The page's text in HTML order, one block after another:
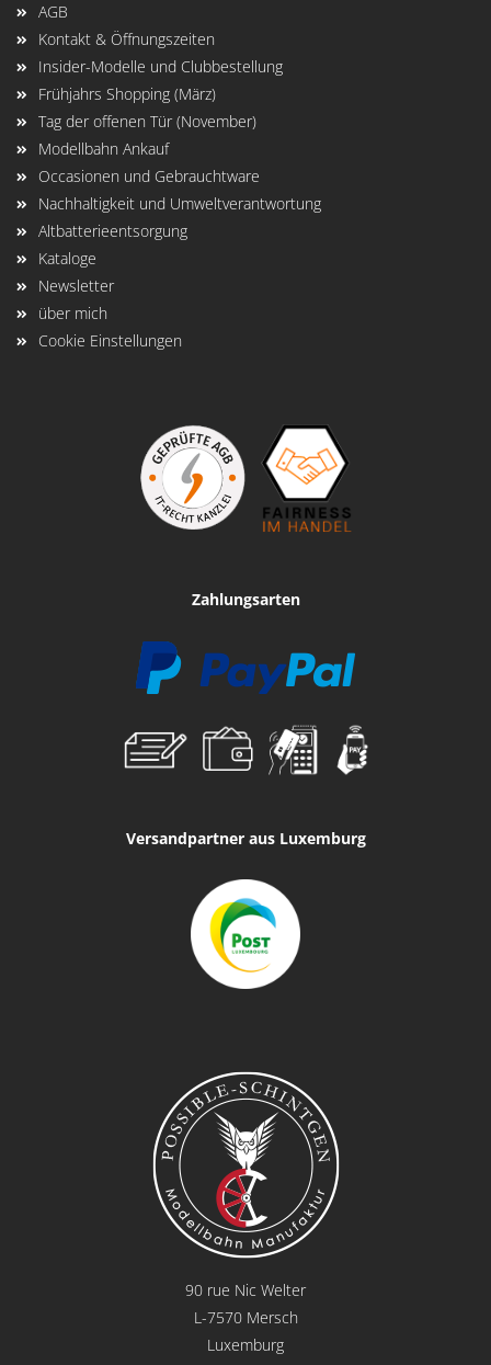
AGB
Kontakt & Öffnungszeiten
Insider-Modelle und Clubbestellung
Frühjahrs Shopping (März)
Tag der offenen Tür (November)
Modellbahn Ankauf
Occasionen und Gebrauchtware
Nachhaltigkeit und Umweltverantwortung
Altbatterieentsorgung
Kataloge
Newsletter
über mich
Cookie Einstellungen
Zahlungsarten
Versandpartner aus Luxemburg
90 rue Nic Welter
L-7570 Mersch
Luxemburg